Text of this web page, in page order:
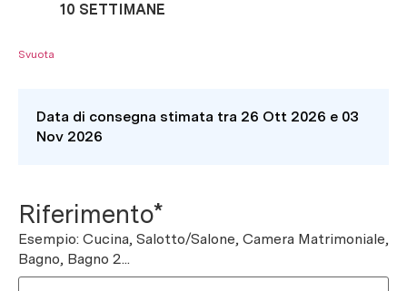
10 SETTIMANE
Svuota
Data di consegna stimata tra 26 Ott 2026 e 03
Nov 2026
Riferimento*
Esempio: Cucina, Salotto/Salone, Camera Matrimoniale,
Bagno, Bagno 2...